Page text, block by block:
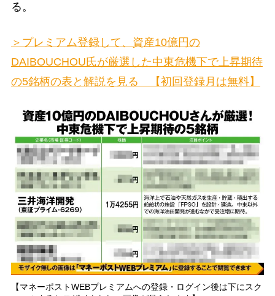
る。
＞プレミアム登録して、資産10億円の
DAIBOUCHOU氏が厳選した中東危機下で上昇期待
の5銘柄の表と解説を見る 【初回登録月は無料】
【マネーポストWEBプレミアムへの登録・ログイン後は下にスク